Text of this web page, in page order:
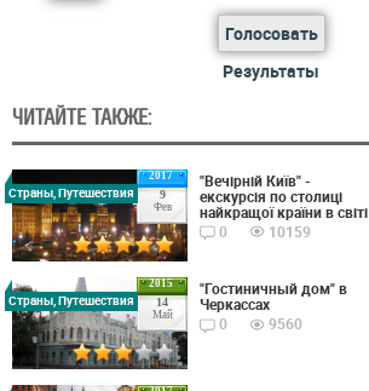
Голосовать
Результаты
ЧИТАЙТЕ ТАКЖЕ:
2017
9
Фев
Страны, Путешествия
"Вечірній Київ" -
екскурсія по столиці
найкращої країни в світі
0
10159
2015
14
Май
Страны, Путешествия
"Гостиничный дом" в
Черкассах
0
9560